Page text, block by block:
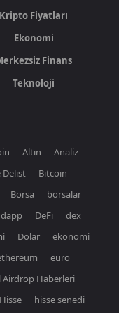
Kripto Fiyatları
Ekonomi
Finans
Teknoloji
Altın
Analiz
Delist
Bitcoin
Borsa
borsalar
dapp DeFi
dex
Dolar
ekonomi
euro
Airdrop Haberleri
Hisse
hisse senedi